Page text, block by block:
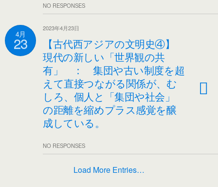
NO RESPONSES
4月
23
2023年4月23日
【古代西アジアの文明史④】
現代の新しい「世界観の共
有」 ： 集団や古い制度を超
えて直接つながる関係が、む
しろ、個人と「集団や社会」
の距離を縮めプラス感覚を醸
成している。
NO RESPONSES
Load More Entries…